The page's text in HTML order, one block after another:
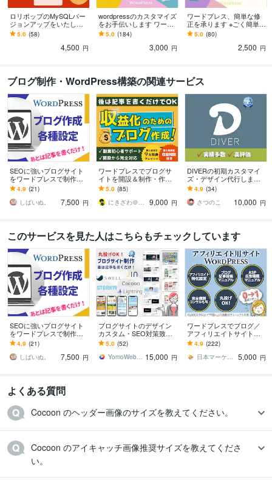
ロリポップのMySQLバー
ジョンアップをいたしま
す サーバーのデータベー
スMySQLをグレードアッ
5.0 (58)
4,500 円
wordpressのカスタマイズ
をお手伝いします ワード
プレス初心者の方のため
に、お困りの部分を変更
5.0 (184)
3,000 円
ワードプレス、簡単な修
正を承ります ※ごく簡単な
Wordpressカスタマイズ
用
5.0 (80)
2,500 円
ブログ制作・WordPress構築の関連サービス
SEOに強いブログサイト
をワードプレスで制作し
ます 【Wordpress】アフ
ィリエイトブログを最短
即日納品！
4.9 (21)
しばいぬ。
7,500 円
ワードプレスでブログサ
イトを開設＆制作・作成
します アフィリエイトブ
ログ初心者が広告収益を
得るための道筋も伝授！
5.0 (85)
にきざわ＠収益化できるブログサイト制作
9,000 円
DIVERの初期カスタマイ
ズ・デザイン代行します
WordPressテーマDiverの
初期設定代行サービス
4.9 (34)
さつのこ
10,000 円
このサービスを見た人はこちらもチェックしています
SEOに強いブログサイト
をワードプレスで制作し
ます 【Wordpress】アフ
ィリエイトブログを最短
即日納品！
4.9 (21)
しばいぬ。
7,500 円
ブログサイトのデザイン
カスタム・SEO対策致し
ます SWELL・Cocoon・Li
ghtning、他テーマも対応
5.0 (52)
YomoWebbDesign 15,000 円
ワードプレスでブログ／
アフィリエイトサイト作
ります WordPress／SEO
対策／Googleアドセンス
もOK
4.9 (222)
日本マーケティング／取引実績5540件
5,000 円
よくある質問
Cocoon のヘッダー画像のサイズを教えてください。
Cocoon のアイキャッチ画像推奨サイズを教えてくださ
い。